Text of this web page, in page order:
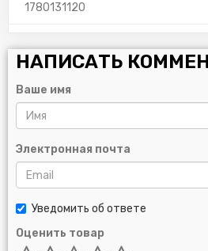
1780131120
НАПИСАТЬ
Ваше имя
Электронная почта
Уведомить об ответе
Оценить товар